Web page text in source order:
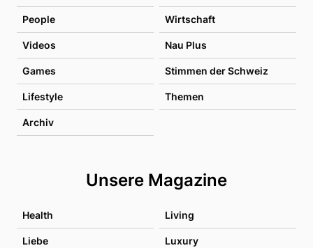
People Wirtschaft
Videos Nau Plus
Games Stimmen der Schweiz
Lifestyle Themen
Archiv
Unsere Magazine
Health Living
Liebe Luxury